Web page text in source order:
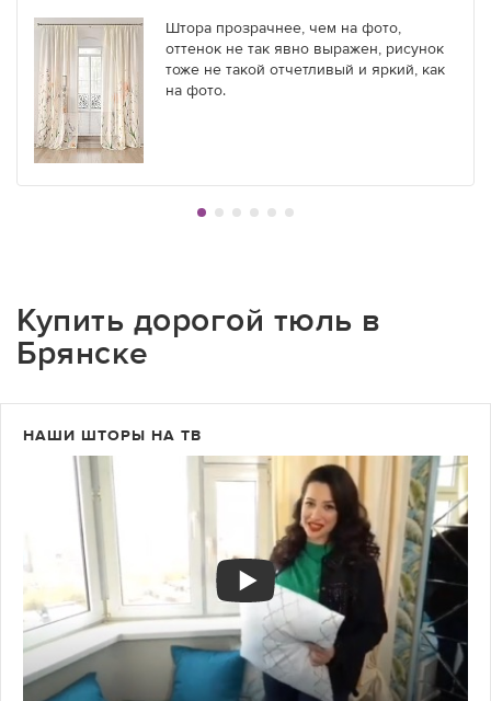
Штора прозрачнее, чем на фото,
оттенок не так явно выражен, рисунок
тоже не такой отчетливый и яркий, как
на фото.
Купить дорогой тюль в
Брянске
НАШИ ШТОРЫ НА ТВ